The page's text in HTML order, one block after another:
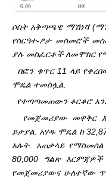
ሶስት አቅጣጫዊ ማሽነሻ
የስርዓተ-ፆታ መስመሮች
ያሉ መስፈርቶች ለመሞከር
በፎን ቁጥር 11 ላይ
ሞዴል ተመስሏል.
የተጣጣመጠውን ቆርቆሮ
የመጀመሪያው መዋቅር
ይታያል. አሃዱ ሞዴል ከ
አሉት. አጠቃላይ
80,000 ግልጽ
የመጀመሪያውና ሁለተኛው